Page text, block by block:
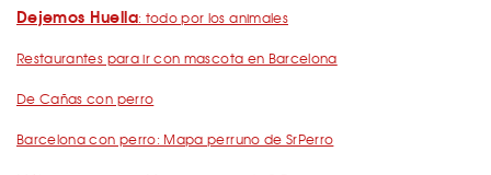
Dejemos Huella: todo por los animales
Restaurantes para ir con mascota en Barcelona
De Cañas con perro
Barcelona con perro: Mapa perruno de SrPerro